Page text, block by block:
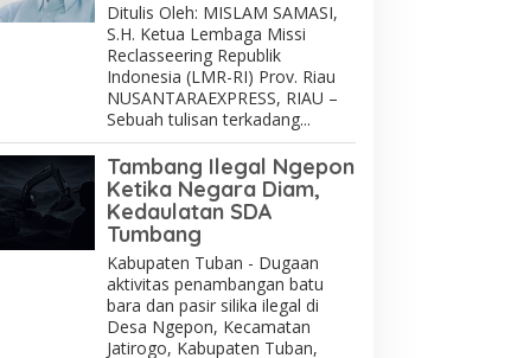
Ditulis Oleh: MISLAM SAMASI,
S.H. Ketua Lembaga Missi
Reclasseering Republik
Indonesia (LMR-RI) Prov. Riau
NUSANTARAEXPRESS, RIAU –
Sebuah tulisan terkadang...
Tambang Ilegal Ngepon
Ketika Negara Diam,
Kedaulatan SDA
Tumbang
Kabupaten Tuban - Dugaan
aktivitas penambangan batu
bara dan pasir silika ilegal di
Desa Ngepon, Kecamatan
Jatirogo, Kabupaten Tuban,